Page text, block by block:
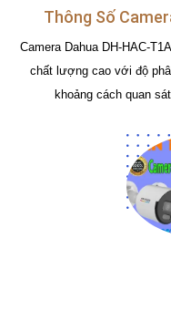
Thông Số
Camera Dahua DH-HAC-
chất lượng cao với độ
khoảng cách quan